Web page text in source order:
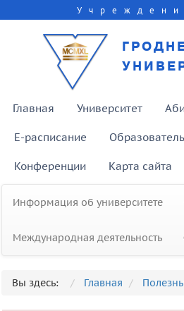
Главная Университет
E-расписание
Конференции Карта сайта
Информация об университете
Международная деятельность
Вы здесь: Главная